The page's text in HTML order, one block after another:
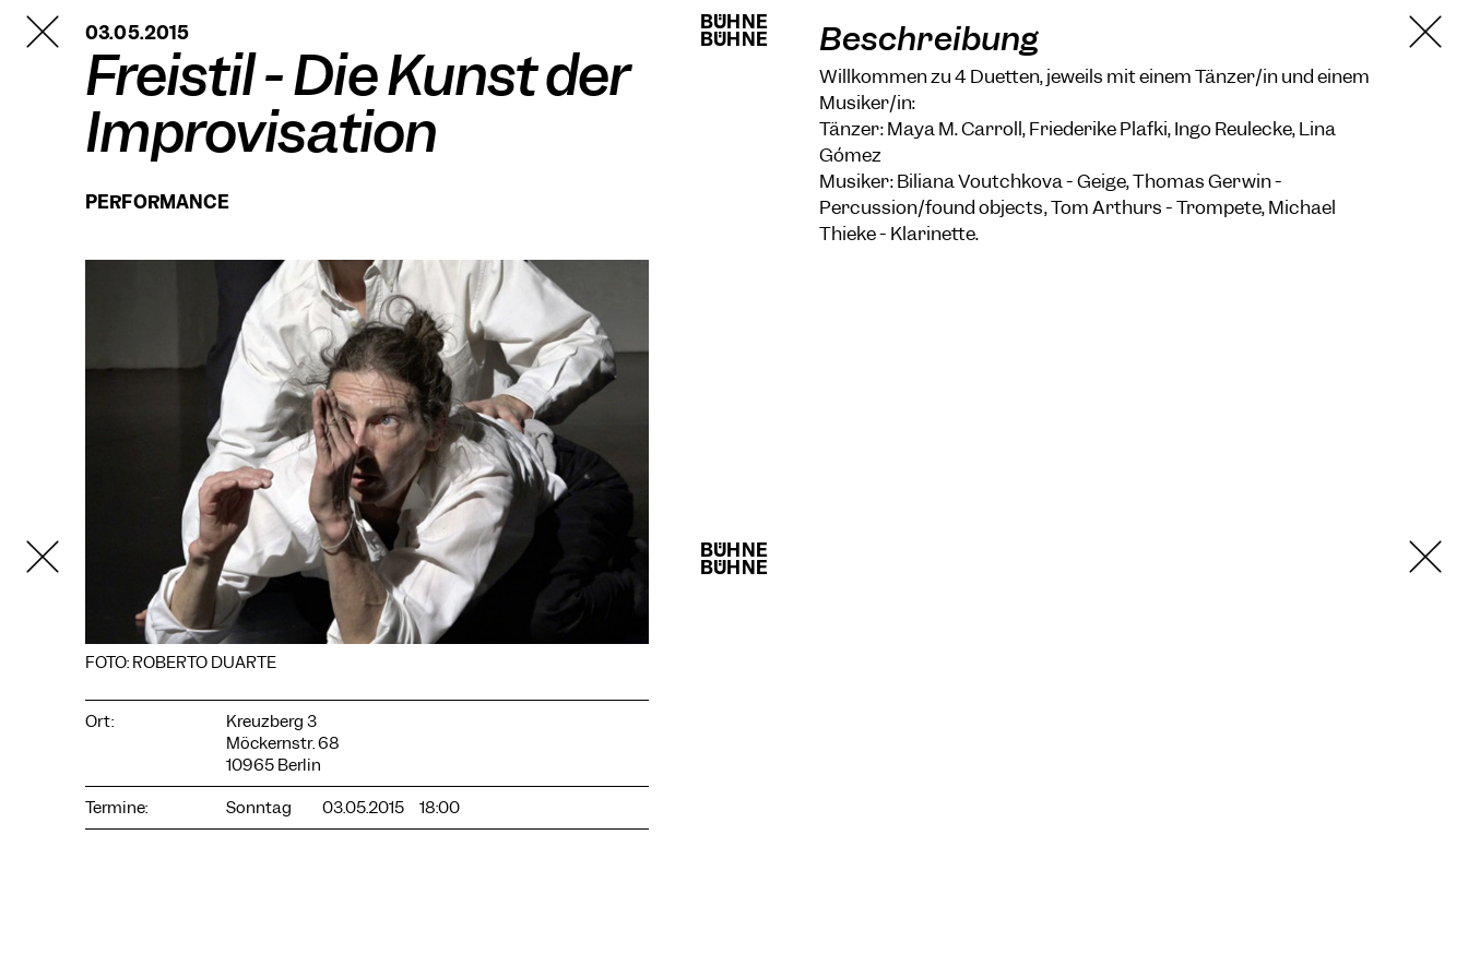
TANZFABRIK
BERLIN
BÜHNE
BÜHNE
BÜHNE
BÜHNE
03.05.2015
Freistil - Die Kunst der
Improvisation
PERFORMANCE
FOTO: ROBERTO DUARTE
Ort:
Kreuzberg 3
Möckernstr. 68
10965 Berlin
Termine:
Sonntag 03.05.2015 18:00
Beschreibung
Willkommen zu 4 Duetten, jeweils mit einem Tänzer/in und einem
Musiker/in:
Tänzer: Maya M. Carroll, Friederike Plafki, Ingo Reulecke, Lina
Gómez
Musiker: Biliana Voutchkova - Geige, Thomas Gerwin -
Percussion/found objects, Tom Arthurs - Trompete, Michael
Thieke - Klarinette.
COOKIE-EINSTELLUNGEN
Wir verwenden Cookies und Inhalte externer Anbieter auf
unserer Website. Notwendige Cookies sind essenziell, damit
Sie die Website nutzen können. Andere Cookies helfen uns,